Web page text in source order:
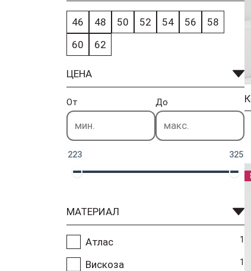
46 48 50 52 54 56
58
60
62
ЦЕНА
От До
223 325
МАТЕРИАЛ
Атлас 1
Вискоза 1